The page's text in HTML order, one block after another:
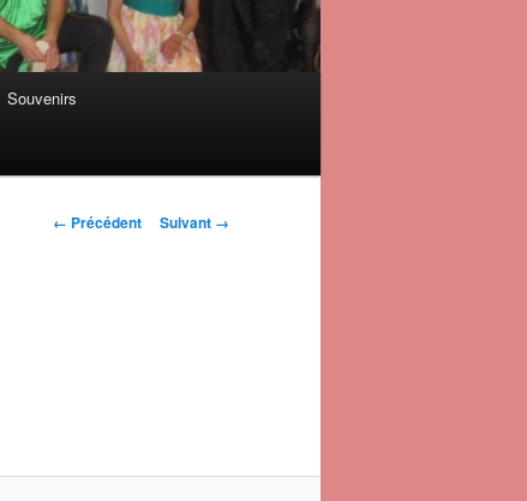
Souvenirs
Navigation des
← Précédent Suivant →